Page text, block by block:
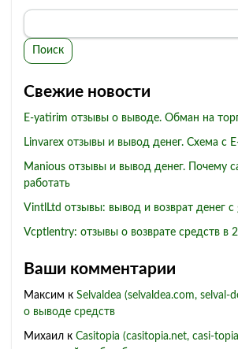
Поиск
Свежие новости
E-yatirim отзывы о выводе. Обман на
Linvarex отзывы и вывод денег. Схема с
Manious отзывы и вывод денег. Почему
работать
VintlLtd отзывы: вывод и возврат денег с
Vcptlentry: отзывы о возврате средств в
Ваши комментарии
Максим к Selvaldea (selvaldea.com, selval-
о выводе средств
Михаил к Casitopia (casitopia.net, casi-